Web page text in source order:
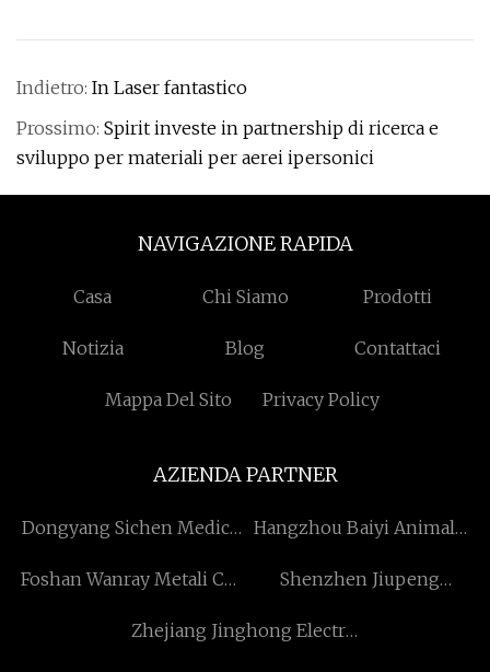
Indietro: In Laser fantastico
Prossimo: Spirit investe in partnership di ricerca e
sviluppo per materiali per aerei ipersonici
NAVIGAZIONE RAPIDA
Casa Chi Siamo Prodotti
Notizia Blog Contattaci
Mappa Del Sito Privacy Policy
AZIENDA PARTNER
Dongyang Sichen Medico
Hangzhou Baiyi Animale
Ltd
Foshan Wanray Metali Co.,
Shenzhen Jiupeng
Zhejiang Jinghong Electric